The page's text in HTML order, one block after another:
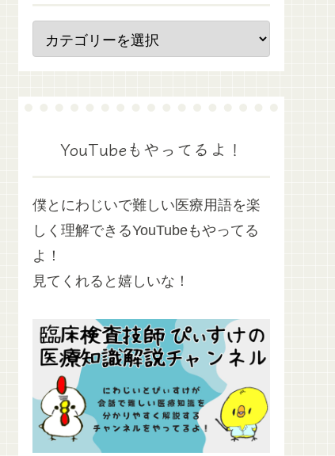
YouTubeもやってるよ！
僕とにわじいで難しい医療用語を楽
しく理解できるYouTubeもやってる
よ！
見てくれると嬉しいな！